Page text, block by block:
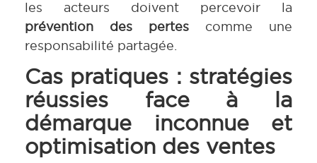
les acteurs doivent percevoir la
prévention des pertes comme une
responsabilité partagée.
Cas pratiques : stratégies
réussies face à la
démarque inconnue et
optimisation des ventes